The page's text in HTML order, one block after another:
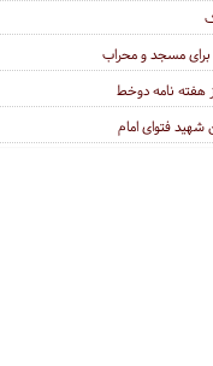
مسجد و محراب
نامه دوخط
فتوای امام